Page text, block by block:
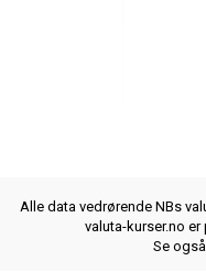
Alle data vedrørende NBs
valuta-kurser.no
Se